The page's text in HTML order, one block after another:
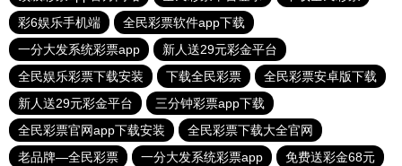
彩6娱乐手机端
全民彩票软件app下载
一分大发系统彩票app
新人送29元彩金平台
全民娱乐彩票下载安装
下载全民彩票
全民彩票安卓版下载
新人送29元彩金平台
三分钟彩票app下载
全民彩票官网app下载安装
全民彩票下载大全官网
老品牌—全民彩票
一分大发系统彩票app
免费送彩金68元